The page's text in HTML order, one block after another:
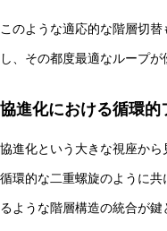
このような適応的な階層切
し、その都度最適なループ
協進化における循環的
協進化という大きな視座か
循環的な二重螺旋のように
るような階層構造の統合が鍵